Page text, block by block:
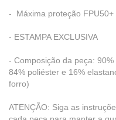
- Máxima proteção FPU50+
- ESTAMPA EXCLUSIVA
- Composição da peça:
84% poliéster e 16%
forro)
ATENÇÃO: Siga as